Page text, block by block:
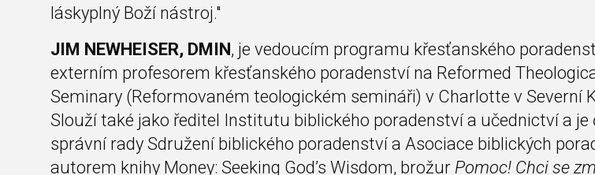
láskyplný Boží nástroj."
JIM NEWHEISER, DMIN, je vedoucím programu křesťanského
externím profesorem křesťanského poradenství na Reformed
Seminary (Reformovaném teologickém semináři) v Charlotte v Severní
Slouží také jako ředitel Institutu biblického poradenství a učednictví a je
správní rady Sdružení biblického poradenství a Asociace biblických
autorem knihy Money: Seeking God’s Wisdom, brožur Pomoc! Chci se